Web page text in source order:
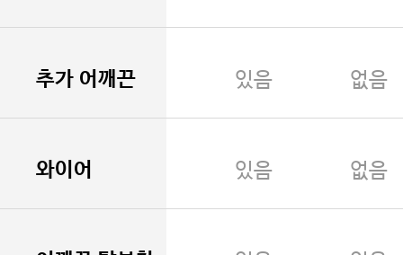
추가 어깨끈 있음 없음
와이어 있음 없음